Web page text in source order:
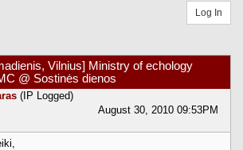
Log In
Vilnius] Ministry of echology
@ Sostinės dienos
(IP Logged)
August 30, 2010 09:53PM